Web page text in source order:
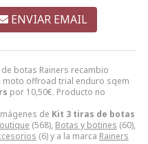
botas Rainers recambio
offroad trial enduro sqem
por 10,50€. Producto no
de Kit 3 tiras de botas
(568), Botas y botines (60),
(6) y a la marca Rainers
ENVIAR EMAIL